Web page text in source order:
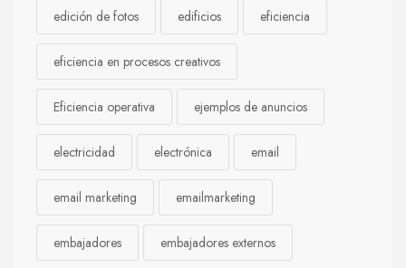
edición de fotos edificios eficiencia
eficiencia en procesos creativos
Eficiencia operativa ejemplos de anuncios
electricidad electrónica email
email marketing emailmarketing
embajadores embajadores externos